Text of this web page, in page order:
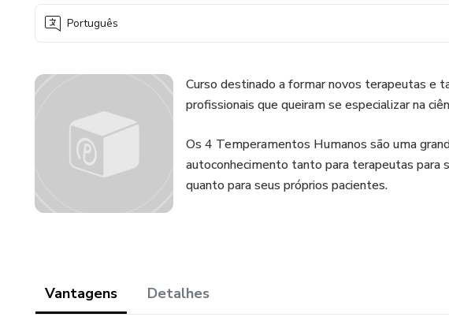
Português
Curso destinado a formar novos terapeutas e
profissionais que queiram se especializar na
Os 4 Temperamentos Humanos são uma
autoconhecimento tanto para terapeutas para
quanto para seus próprios pacientes.
Vantagens Detalhes